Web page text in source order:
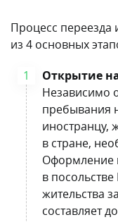
Процесс переезда
из 4 основных
Открытие
Независимо
пребывания
иностранцу,
в стране,
Оформление
в
жительства
составляет